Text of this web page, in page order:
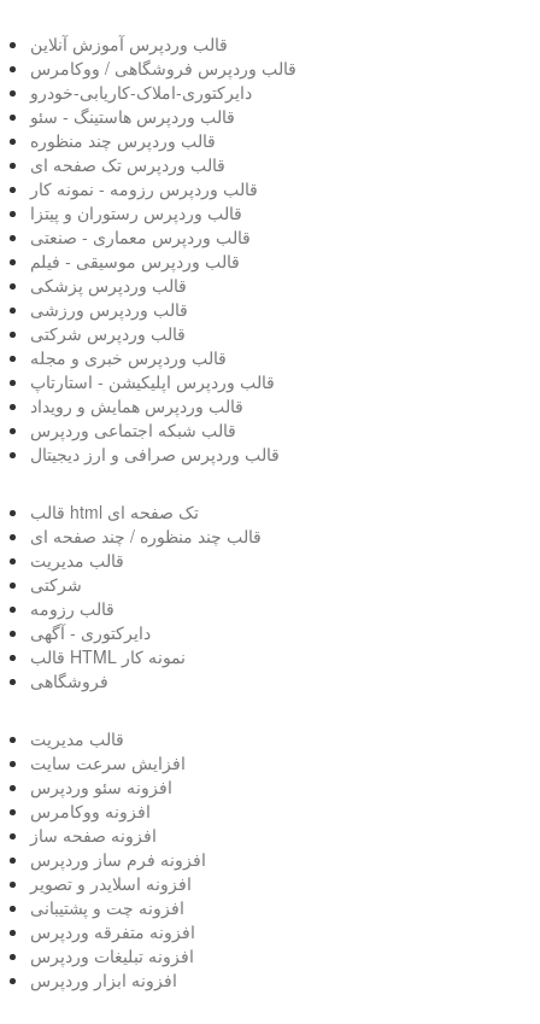
قالب وردپرس آموزش آنلاین
قالب وردپرس فروشگاهی / ووکامرس
دایرکتوری-املاک-کاریابی-خودرو
قالب وردپرس هاستینگ - سئو
قالب وردپرس چند منظوره
قالب وردپرس تک صفحه ای
قالب وردپرس رزومه - نمونه کار
قالب وردپرس رستوران و پیتزا
قالب وردپرس معماری - صنعتی
قالب وردپرس موسیقی - فیلم
قالب وردپرس پزشکی
قالب وردپرس ورزشی
قالب وردپرس شرکتی
قالب وردپرس خبری و مجله
قالب وردپرس اپلیکیشن - استارتاپ
قالب وردپرس همایش و رویداد
قالب شبکه اجتماعی وردپرس
قالب وردپرس صرافی و ارز دیجیتال
قالب html تک صفحه ای
قالب چند منظوره / چند صفحه ای
قالب مدیریت
شرکتی
قالب رزومه
دایرکتوری - آگهی
قالب HTML نمونه کار
فروشگاهی
قالب مدیریت
افزایش سرعت سایت
افزونه سئو وردپرس
افزونه ووکامرس
افزونه صفحه ساز
افزونه فرم ساز وردپرس
افزونه اسلایدر و تصویر
افزونه چت و پشتیبانی
افزونه متفرقه وردپرس
افزونه تبلیغات وردپرس
افزونه ابزار وردپرس